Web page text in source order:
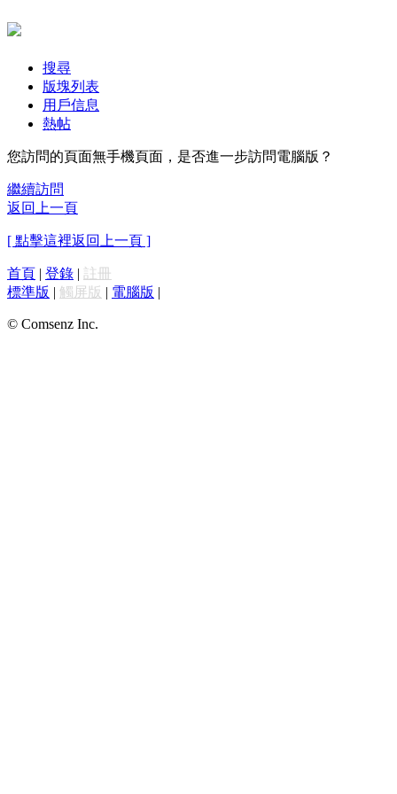
搜尋
版塊列表
用戶信息
熱帖
您訪問的頁面無手機頁面，是否進一步訪問電腦版？
繼續訪問
返回上一頁
[ 點擊這裡返回上一頁 ]
首頁 | 登錄 | 註冊
標準版 | 觸屏版 | 電腦版 |
© Comsenz Inc.